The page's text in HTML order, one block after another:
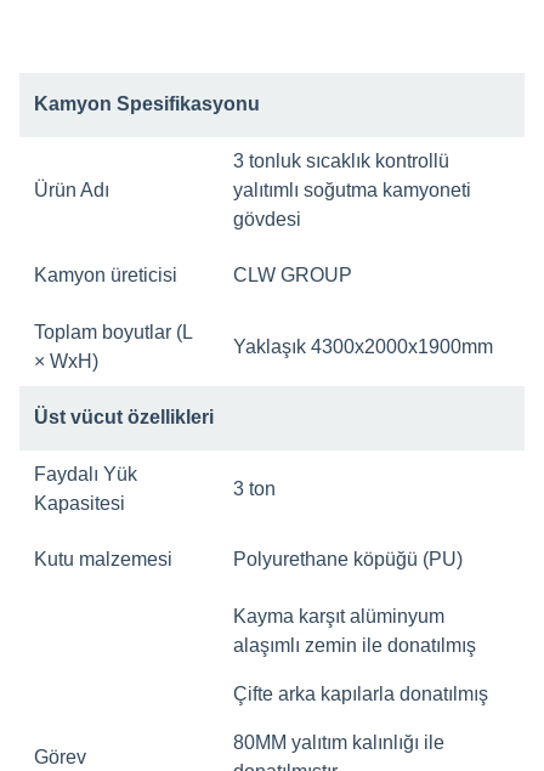
Kamyon Spesifikasyonu
Ürün Adı
3 tonluk sıcaklık kontrollü
yalıtımlı soğutma kamyoneti
gövdesi
Kamyon üreticisi CLW GROUP
Toplam boyutlar (L
× WxH)
Yaklaşık 4300x2000x1900mm
Üst vücut özellikleri
Faydalı Yük
Kapasitesi
3 ton
Kutu malzemesi Polyurethane köpüğü (PU)
Görev
Kayma karşıt alüminyum
alaşımlı zemin ile donatılmış
Çifte arka kapılarla donatılmış
80MM yalıtım kalınlığı ile